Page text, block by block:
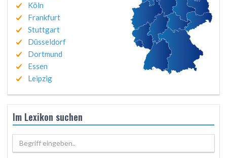
Köln
Frankfurt
Stuttgart
Düsseldorf
Dortmund
Essen
Leipzig
Im Lexikon suchen
Begriff eingeben..